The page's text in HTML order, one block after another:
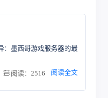
：墨西哥游戏服务器的最
阅读：2516 阅读全文